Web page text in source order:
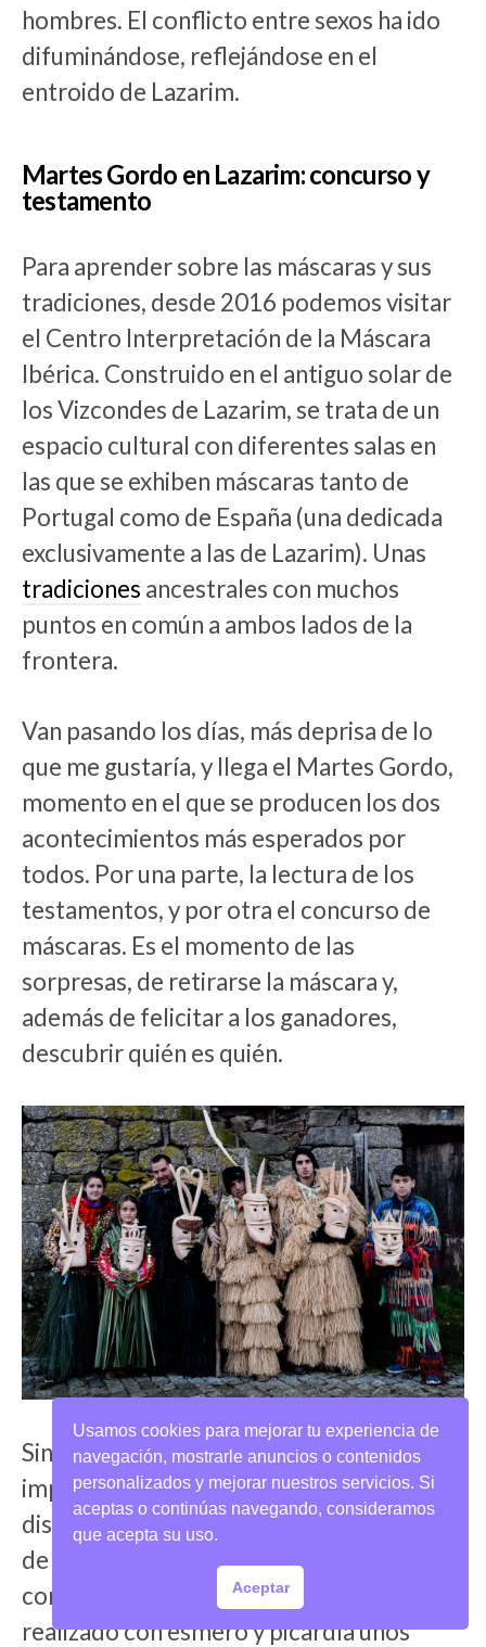
hombres. El conflicto entre sexos ha ido
difuminándose, reflejándose en el
entroido de Lazarim.
Martes Gordo en Lazarim: concurso y
testamento
Para aprender sobre las máscaras y sus
tradiciones, desde 2016 podemos visitar
el Centro Interpretación de la Máscara
Ibérica. Construido en el antiguo solar de
los Vizcondes de Lazarim, se trata de un
espacio cultural con diferentes salas en
las que se exhiben máscaras tanto de
Portugal como de España (una dedicada
exclusivamente a las de Lazarim). Unas
tradiciones ancestrales con muchos
puntos en común a ambos lados de la
frontera.
Van pasando los días, más deprisa de lo
que me gustaría, y llega el Martes Gordo,
momento en el que se producen los dos
acontecimientos más esperados por
todos. Por una parte, la lectura de los
testamentos, y por otra el concurso de
máscaras. Es el momento de las
sorpresas, de retirarse la máscara y,
además de felicitar a los ganadores,
descubrir quién es quién.
Sin duda el concurso es de gran
importancia, pero con lo que de verdad
disfrutan los lazarenses es con la lectura
de los testamentos de comadre y
compadre. Chicos y chicas (solteros) han
realizado con esmero y picardía unos
Usamos cookies para mejorar tu experiencia de
navegación, mostrarle anuncios o contenidos
personalizados y mejorar nuestros servicios. Si
aceptas o continúas navegando, consideramos
que acepta su uso.
Aceptar